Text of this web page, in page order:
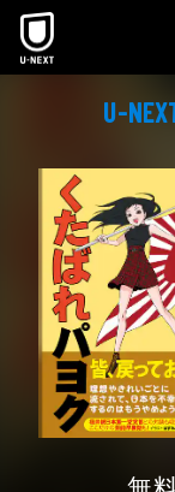
本文へスキップ
U-